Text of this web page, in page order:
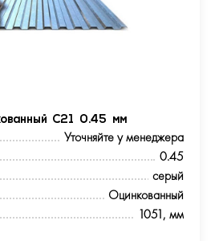
С21 0.45 мм
Уточняйте у менеджера
0.45
серый
Оцинкованный
1051, мм